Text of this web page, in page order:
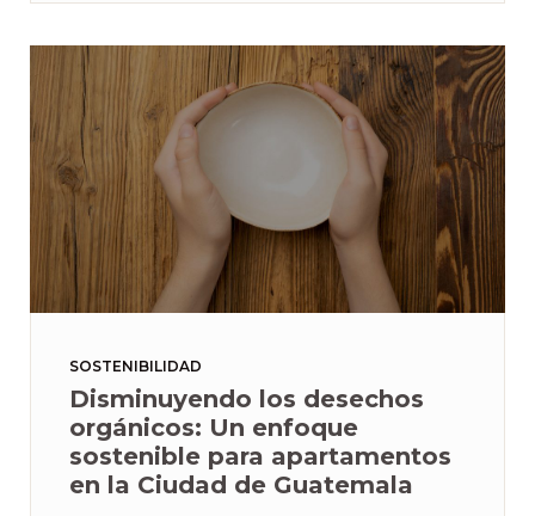
SOSTENIBILIDAD
Disminuyendo los desechos
orgánicos: Un enfoque
sostenible para apartamentos
en la Ciudad de Guatemala